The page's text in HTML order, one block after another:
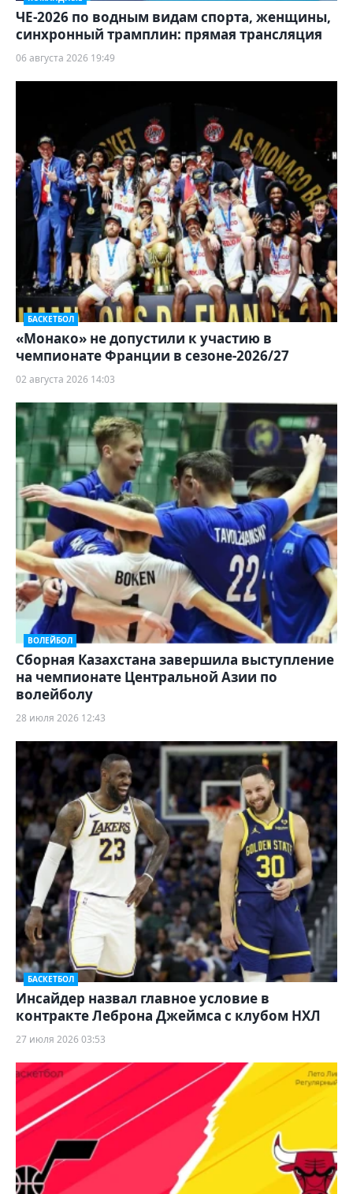
ЧЕ-2026 по водным видам спорта, женщины,
синхронный трамплин: прямая трансляция
06 августа 2026 19:49
БАСКЕТБОЛ
«Монако» не допустили к участию в
чемпионате Франции в сезоне-2026/27
02 августа 2026 14:03
ВОЛЕЙБОЛ
Сборная Казахстана завершила выступление
на чемпионате Центральной Азии по
волейболу
28 июля 2026 12:43
БАСКЕТБОЛ
Инсайдер назвал главное условие в
контракте Леброна Джеймса с клубом НХЛ
27 июля 2026 03:53